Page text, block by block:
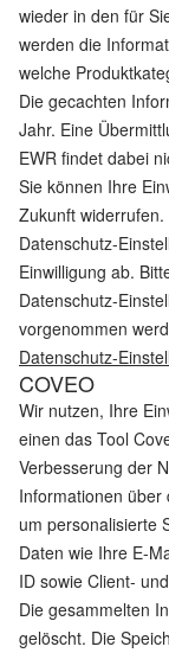
wieder in den für
werden die
welche
Die gecachten
Jahr. Eine
EWR findet dabei
Sie können Ihre
Zukunft
Datenschutz-
Einwilligung ab.
Datenschutz-
vorgenommen
Datenschutz-
COVEO
Wir nutzen, Ihre
einen das Tool
Verbesserung der
Informationen über
um personalisierte
Daten wie Ihre E-
ID sowie Client-
Die gesammelten
gelöscht. Die